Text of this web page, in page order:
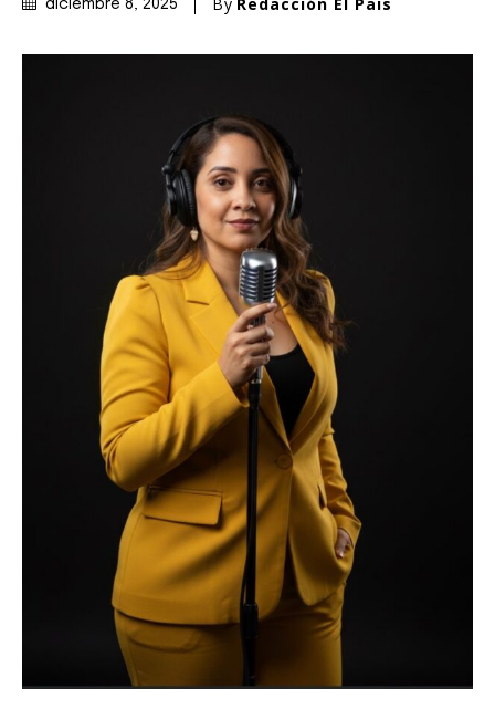
diciembre 8, 2025